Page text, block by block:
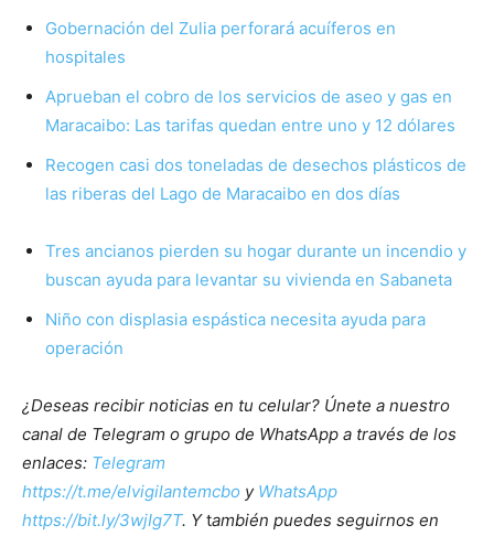
Gobernación del Zulia perforará acuíferos en
hospitales
Aprueban el cobro de los servicios de aseo y gas en
Maracaibo: Las tarifas quedan entre uno y 12 dólares
Recogen casi dos toneladas de desechos plásticos de
las riberas del Lago de Maracaibo en dos días
Tres ancianos pierden su hogar durante un incendio y
buscan ayuda para levantar su vivienda en Sabaneta
Niño con displasia espástica necesita ayuda para
operación
¿Deseas recibir noticias en tu celular? Únete a nuestro
canal de Telegram o grupo de WhatsApp a través de los
enlaces: Telegram
https://t.me/elvigilantemcbo y WhatsApp
https://bit.ly/3wjIg7T. Ytambién puedes seguirnos en